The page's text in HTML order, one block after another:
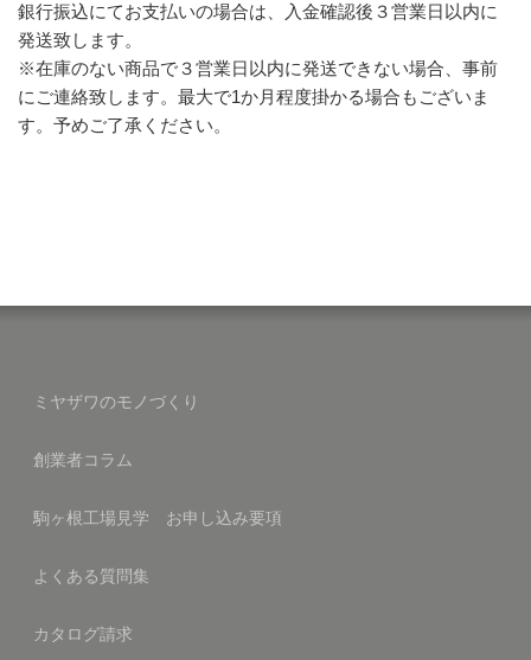
銀行振込にてお支払いの場合は、入金確認後３営業日以内に
発送致します。
※在庫のない商品で３営業日以内に発送できない場合、事前
にご連絡致します。最大で1か月程度掛かる場合もございま
す。予めご了承ください。
ミヤザワのモノづくり
創業者コラム
駒ヶ根工場見学 お申し込み要項
よくある質問集
カタログ請求